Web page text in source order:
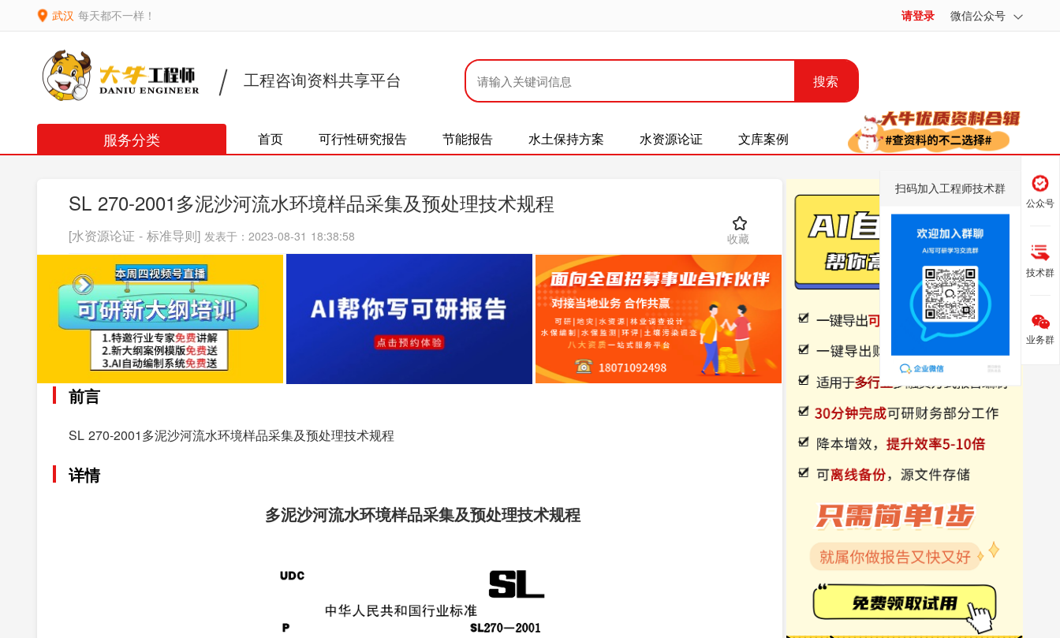
武汉 每天都不一样！ 请登录 微信公众号
工程咨询资料共享平台 搜索
服务分类 首页 可行性研究报告 节能报告 水土保持方案 水资源论证 文库案例
SL 270-2001多泥沙河流水环境样品采集及预处理技术规程
[水资源论证 - 标准导则] 发表于：2023-08-31 18:38:58 收藏
前言
SL 270-2001多泥沙河流水环境样品采集及预处理技术规程
详情
多泥沙河流水环境样品采集及预处理技术规程
公众号
技术群
扫码加入工程师技术群
业务群